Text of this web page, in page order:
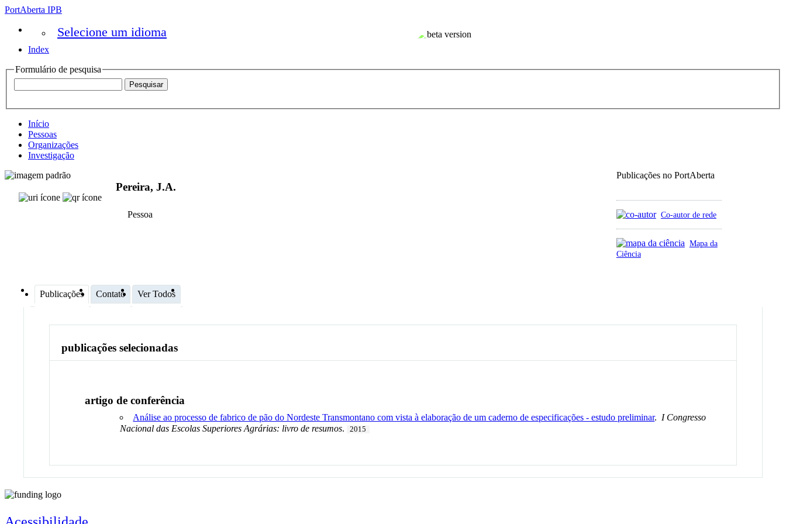
PortAberta IPB
Selecione um idioma
Index
Formulário de pesquisa
Início
Pessoas
Organizações
Investigação
Publicações no PortAberta
Co-autor de rede
Mapa da
Ciência
Pereira, J.A.
Pessoa
Publicações Contato Ver Todos
publicações selecionadas
artigo de conferência
Análise ao processo de fabrico de pão do Nordeste Transmontano com vista à elaboração de um caderno de especificações - estudo preliminar. I Congresso
Nacional das Escolas Superiores Agrárias: livro de resumos. 2015